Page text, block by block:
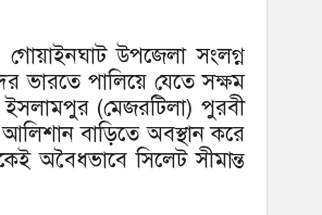
গোয়াইনঘাট উপজেলা সংলগ্ন
ভারতে পালিয়ে যেতে সক্ষম
ইসলামপুর (মেজরটিলা) পুরবী
বাড়িতে অবস্থান করে
অবৈধভাবে সিলেট সীমান্ত